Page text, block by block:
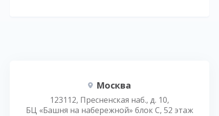
Москва
123112, Пресненская наб., д. 10,
БЦ «Башня на набережной» блок С, 52 этаж